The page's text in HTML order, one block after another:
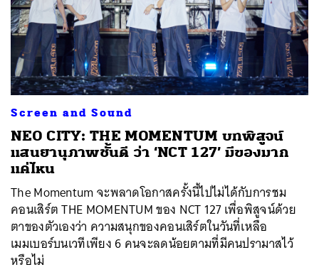
Screen and Sound
NEO CITY: THE MOMENTUM บทพิสูจน์
แสนยานุภาพชั้นดี ว่า ‘NCT 127’ มีของมาก
แค่ไหน
The Momentum จะพลาดโอกาสครั้งนี้ไปไม่ได้กับการชม
คอนเสิร์ต THE MOMENTUM ของ NCT 127 เพื่อพิสูจน์ด้วย
ตาของตัวเองว่า ความสนุกของคอนเสิร์ตในวันที่เหลือ
เมมเบอร์บนเวทีเพียง 6 คนจะลดน้อยตามที่มีคนปรามาสไว้
หรือไม่